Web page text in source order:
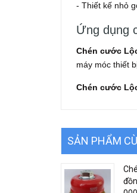
- Thiết kế nhỏ
Ứng dụng
Chén cước
máy móc thiết
Chén cước
SẢN PHẨM